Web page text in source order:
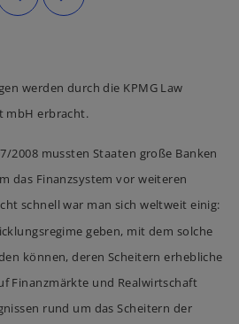
werden durch die KPMG Law
mbH erbracht.
2008 mussten Staaten große Banken
das Finanzsystem vor weiteren
schnell war man sich weltweit einig:
geben, mit dem solche
können, deren Scheitern erhebliche
Finanzmärkte und Realwirtschaft
rund um das Scheitern der